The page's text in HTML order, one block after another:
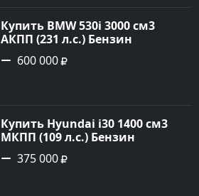
сайте Авторынок23
Купить BMW 530i 3000 см3
АКПП (231 л.с.) Бензин
инжектор в Новороссийск:
цвет серый Седан 2004 года по
Авторынок23
600 000
Купить Hyundai i30 1400 см3
МКПП (109 л.с.) Бензин
инжектор в Кропоткин: цвет
белый Хетчбэк 2011 года по
375 000